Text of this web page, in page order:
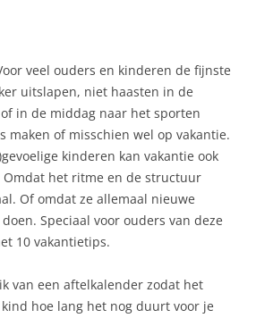
veel ouders en kinderen de fijnste
uitslapen, niet haasten in de
in de middag naar het sporten
maken of misschien wel op vakantie.
kinderen kan vakantie ook
het ritme en de structuur
Of omdat ze allemaal nieuwe
Speciaal voor ouders van deze
10 vakantietips.
van een aftelkalender zodat het
hoe lang het nog duurt voor je